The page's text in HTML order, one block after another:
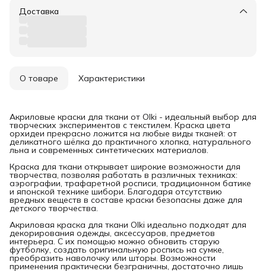
Доставка
О товаре Характеристики
Акриловые краски для ткани от Olki - идеальный выбор для
творческих экспериментов с текстилем. Краска цвета
орхидеи прекрасно ложится на любые виды тканей: от
деликатного шёлка до практичного хлопка, натурального
льна и современных синтетических материалов.
Краска для ткани открывает широкие возможности для
творчества, позволяя работать в различных техниках:
аэрографии, трафаретной росписи, традиционном батике
и японской технике шибори. Благодаря отсутствию
вредных веществ в составе краски безопасны даже для
детского творчества.
Акриловая краска для ткани Olki идеально подходят для
декорирования одежды, аксессуаров, предметов
интерьера. С их помощью можно обновить старую
футболку, создать оригинальную роспись на сумке,
преобразить наволочку или шторы. Возможности
применения практически безграничны, достаточно лишь